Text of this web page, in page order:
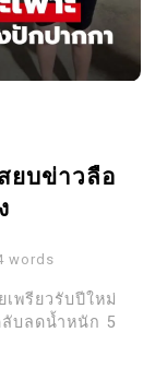
ยบข่าวลือ
words
พรียวรับปีใหม่
ลับลดน้ำหนัก 5